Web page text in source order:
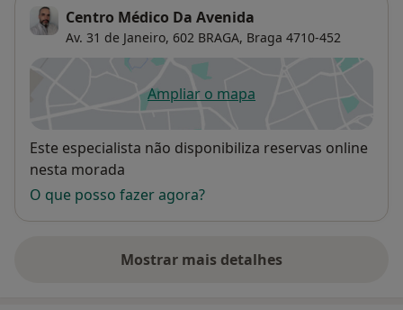
Centro Médico Da Avenida
Av. 31 de Janeiro, 602 BRAGA, Braga 4710-452
Ampliar o mapaabre num novo separador
Disponibilidade
Este especialista não disponibiliza reservas online
nesta morada
O que posso fazer agora?
Mostrar mais detalhes
sobre o endereço